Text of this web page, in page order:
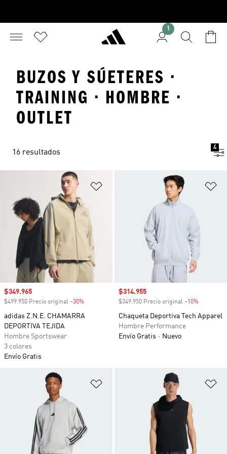
1
BUZOS Y SÚETERES ·
TRAINING · HOMBRE ·
OUTLET
16 resultados
4
Añadir a la lista de deseos
Precio de venta
$349.965
$499.950 Precio original -30%
adidas Z.N.E. CHAMARRA
DEPORTIVA TEJIDA
Hombre Sportswear
3 colores
Envío Gratis
Precio de venta
$314.955
$349.950 Precio original -10%
Chaqueta Deportiva Tech Apparel
Hombre Performance
Envío Gratis
Nuevo
Añadir a la lista de deseos